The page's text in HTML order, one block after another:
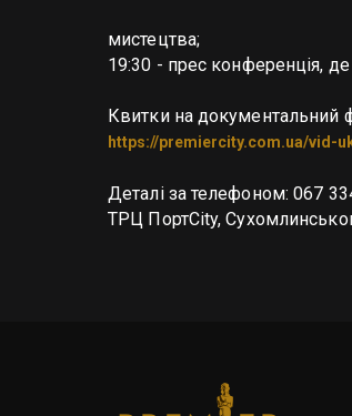
мистецтва;
19:30 - прес конференція,
https://premiercity.com.ua/vid-
Деталі за телефоном: 067
ТРЦ ПортCity,